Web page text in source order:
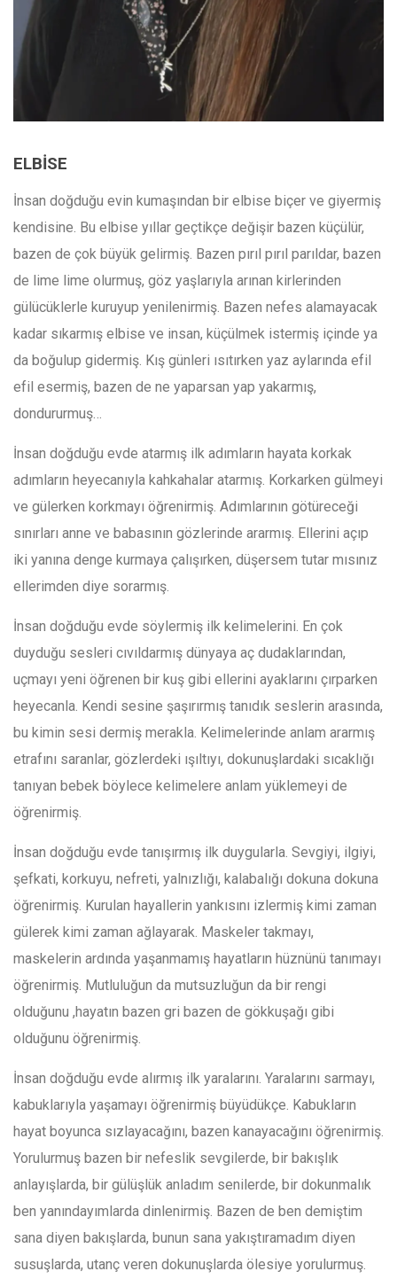
ELBİSE
İnsan doğduğu evin kumaşından bir elbise biçer ve giyermiş
kendisine. Bu elbise yıllar geçtikçe değişir bazen küçülür,
bazen de çok büyük gelirmiş. Bazen pırıl pırıl parıldar, bazen
de lime lime olurmuş, göz yaşlarıyla arınan kirlerinden
gülücüklerle kuruyup yenilenirmiş. Bazen nefes alamayacak
kadar sıkarmış elbise ve insan, küçülmek istermiş içinde ya
da boğulup gidermiş. Kış günleri ısıtırken yaz aylarında efil
efil esermiş, bazen de ne yaparsan yap yakarmış,
dondururmuş…
İnsan doğduğu evde atarmış ilk adımların hayata korkak
adımların heyecanıyla kahkahalar atarmış. Korkarken gülmeyi
ve gülerken korkmayı öğrenirmiş. Adımlarının götüreceği
sınırları anne ve babasının gözlerinde ararmış. Ellerini açıp
iki yanına denge kurmaya çalışırken, düşersem tutar mısınız
ellerimden diye sorarmış.
İnsan doğduğu evde söylermiş ilk kelimelerini. En çok
duyduğu sesleri cıvıldarmış dünyaya aç dudaklarından,
uçmayı yeni öğrenen bir kuş gibi ellerini ayaklarını çırparken
heyecanla. Kendi sesine şaşırırmış tanıdık seslerin arasında,
bu kimin sesi dermiş merakla. Kelimelerinde anlam ararmış
etrafını saranlar, gözlerdeki ışıltıyı, dokunuşlardaki sıcaklığı
tanıyan bebek böylece kelimelere anlam yüklemeyi de
öğrenirmiş.
İnsan doğduğu evde tanışırmış ilk duygularla. Sevgiyi, ilgiyi,
şefkati, korkuyu, nefreti, yalnızlığı, kalabalığı dokuna dokuna
öğrenirmiş. Kurulan hayallerin yankısını izlermiş kimi zaman
gülerek kimi zaman ağlayarak. Maskeler takmayı,
maskelerin ardında yaşanmamış hayatların hüznünü tanımayı
öğrenirmiş. Mutluluğun da mutsuzluğun da bir rengi
olduğunu ,hayatın bazen gri bazen de gökkuşağı gibi
olduğunu öğrenirmiş.
İnsan doğduğu evde alırmış ilk yaralarını. Yaralarını sarmayı,
kabuklarıyla yaşamayı öğrenirmiş büyüdükçe. Kabukların
hayat boyunca sızlayacağını, bazen kanayacağını öğrenirmiş.
Yorulurmuş bazen bir nefeslik sevgilerde, bir bakışlık
anlayışlarda, bir gülüşlük anladım senilerde, bir dokunmalık
ben yanındayımlarda dinlenirmiş. Bazen de ben demiştim
sana diyen bakışlarda, bunun sana yakıştıramadım diyen
susuşlarda, utanç veren dokunuşlarda ölesiye yorulurmuş.